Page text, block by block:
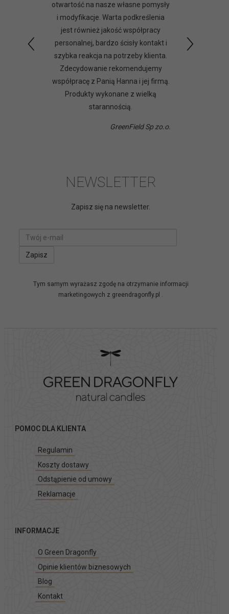
otwartość na nasze własne pomysły
i modyfikacje. Warta podkreślenia
jest również jakość współpracy
personalnej, bardzo ścisły kontakt i
szybka reakcja na potrzeby klienta.
Zdecydowanie rekomendujemy
współpracę z Panią Hanna i jej firmą.
Produkty wykonane z wielką
starannością.
GreenField Sp zo.o.
NEWSLETTER
Zapisz się na newsletter.
Tym samym wyrażasz zgodę na otrzymanie informacji
marketingowych z greendragonfly.pl .
POMOC DLA KLIENTA
Regulamin
Koszty dostawy
Odstąpienie od umowy
Reklamacje
INFORMACJE
O Green Dragonfly
Opinie klientów biznesowych
Blog
Kontakt